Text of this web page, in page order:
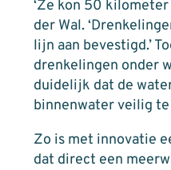
‘Ze kon 50 kilometer
der Wal.
lijn aan bevestigd.’
drenkelingen onder
duidelijk dat de
binnenwater veilig
Zo is met innovatie
dat direct een